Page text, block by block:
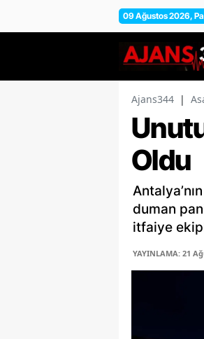
09 Ağustos 2026,
Ajans344 |
Oldu
duman
itfaiye
YAYINLAMA: 21